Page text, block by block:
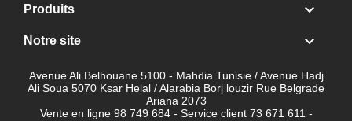
Produits 
Notre site 
Avenue Ali Belhouane 5100 - Mahdia Tunisie / Avenue Hadj
Ali Soua 5070 Ksar Helal / Alarabia Borj louzir Rue Belgrade
Ariana 2073
Vente en ligne 98 749 684 - Service client 73 671 611 -